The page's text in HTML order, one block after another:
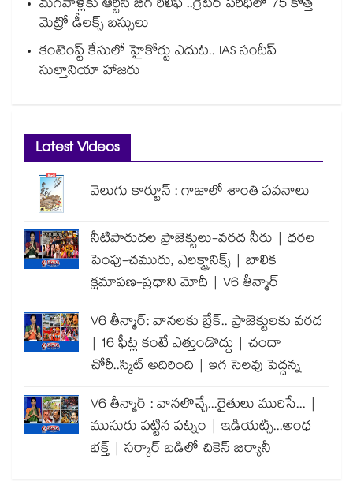
మగవాళ్లకు ఆర్టీసీ బిగ్ రిలీఫ్ ..గ్రేటర్ పరిధిలో 75 కొత్త
మెట్రో డీలక్స్ బస్సులు
కంటెంప్ట్ కేసులో హైకోర్టు ఎదుట.. IAS సందీప్
సుల్తానియా హాజరు
Latest Videos
వెలుగు కార్టూన్ : గాజాలో శాంతి పవనాలు
నీటిపారుదల ప్రాజెక్టులు-వరద నీరు | ధరల
పెంపు-చమురు, ఎలక్ట్రానిక్స్ | బాలిక
క్షమాపణ-ప్రధాని మోదీ | V6 తీన్మార్
V6 తీన్మార్: వానలకు బ్రేక్.. ప్రాజెక్టులకు వరద
| 16 ఫీట్ల కంటే ఎత్తుండొద్దు | చందా
చోరీ..స్కిట్ అదిరింది | ఇగ సెలవు పెద్దన్న
V6 తీన్మార్ : వానలొచ్చే...రైతులు మురిసే... |
ముసురు పట్టిన పట్నం | ఇడియట్స్...అంధ
భక్త్ | సర్కార్ బడిలో చికెన్ బిర్యానీ